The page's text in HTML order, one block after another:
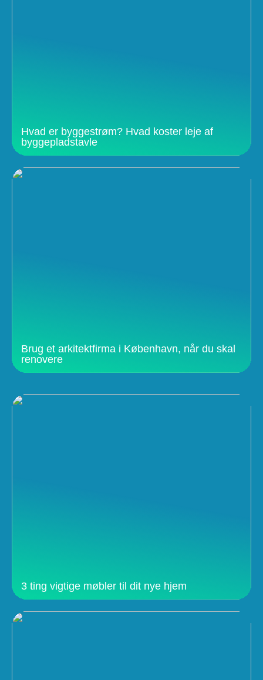
Hvad er byggestrøm? Hvad koster leje af
byggepladstavle
Brug et arkitektfirma i København, når du skal
renovere
3 ting vigtige møbler til dit nye hjem